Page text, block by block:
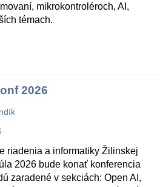
mikrokontroléroch, AI,
témach.
2026
riadenia a informatiky Žilinskej
2026 bude konať konferencia
zaradené v sekciách: Open AI,